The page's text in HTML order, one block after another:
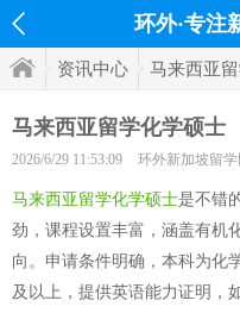
环外·专注
资讯中心 马来西亚
马来西亚留学化学硕士
2026/6/29 11:53:09 环外新加坡留学
马来西亚留学化学硕士是不错
劲，课程设置丰富，涵盖有机
向。申请条件明确，本科为化
及以上，提供英语能力证明，